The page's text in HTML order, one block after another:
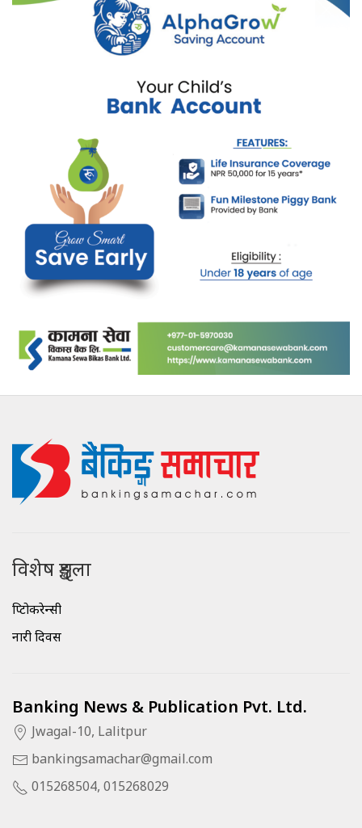
विशेष शृङ्खला
क्रिप्टोकरेन्सी
नारी दिवस
Banking News & Publication Pvt. Ltd.
Jwagal-10, Lalitpur
bankingsamachar@gmail.com
015268504, 015268029